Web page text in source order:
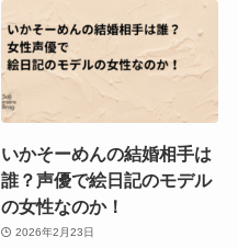
いかそーめんの結婚相手は
誰？声優で絵日記のモデル
の女性なのか！
2026年2月23日